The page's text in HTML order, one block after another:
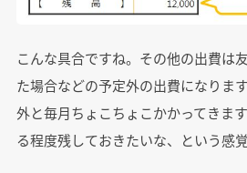
こんな具合ですね。その他の出費は
た場合などの予定外の出費になりま
外と毎月ちょこちょこかかってきま
る程度残しておきたいな、という感